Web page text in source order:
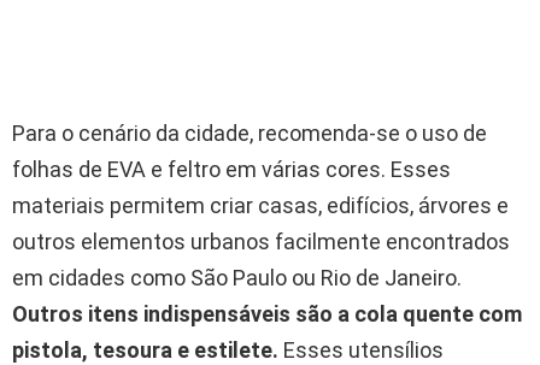
Para o cenário da cidade, recomenda-se o uso de
folhas de EVA e feltro em várias cores. Esses
materiais permitem criar casas, edifícios, árvores e
outros elementos urbanos facilmente encontrados
em cidades como São Paulo ou Rio de Janeiro.
Outros itens indispensáveis são a cola quente com
pistola, tesoura e estilete. Esses utensílios